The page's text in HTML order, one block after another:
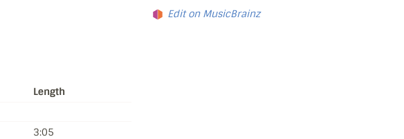
Length
3:05
Edit on MusicBrainz